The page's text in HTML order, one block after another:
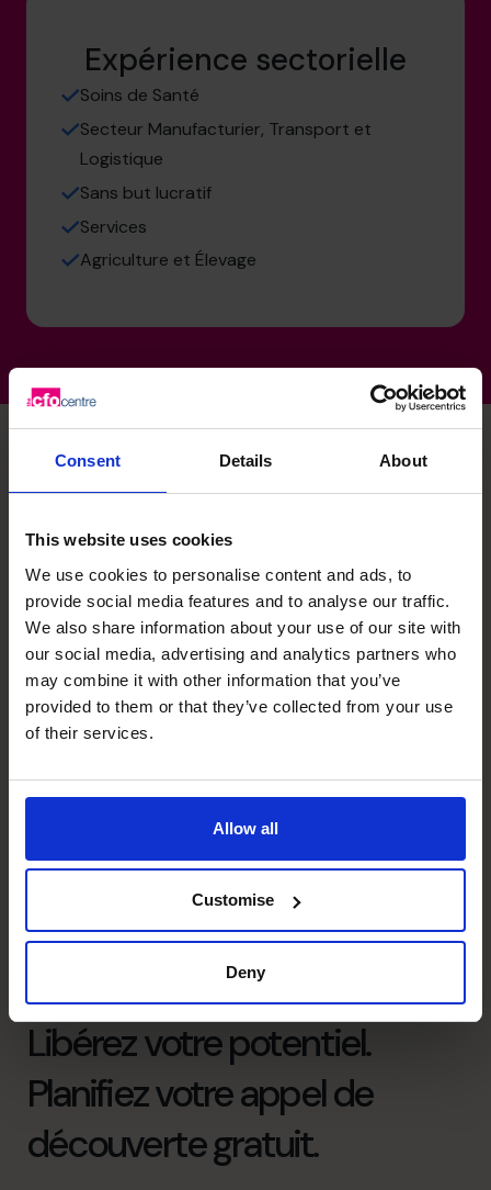
Consent Details About
This website uses cookies
We use cookies to personalise content and ads, to
provide social media features and to analyse our traffic.
We also share information about your use of our site with
our social media, advertising and analytics partners who
may combine it with other information that you’ve
provided to them or that they’ve collected from your use
of their services.
Allow all
Customise
Deny
Expérience sectorielle
Soins de Santé
Secteur Manufacturier, Transport et
Logistique
Sans but lucratif
Services
Agriculture et Élevage
Compétences spécialisées
de Bill
Amélioration des flux de trésorerie
Relations bancaires
financières
Financement de sociétés
Gestionnaire des ressources
Libérez votre potentiel.
Planifiez votre appel de
découverte gratuit.